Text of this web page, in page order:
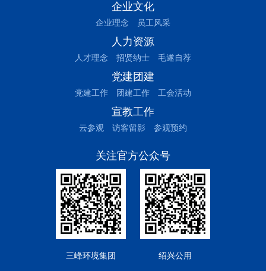
企业文化
企业理念 员工风采
人力资源
人才理念 招贤纳士 毛遂自荐
党建团建
党建工作 团建工作 工会活动
宣教工作
云参观 访客留影 参观预约
关注官方公众号
三峰环境集团 绍兴公用